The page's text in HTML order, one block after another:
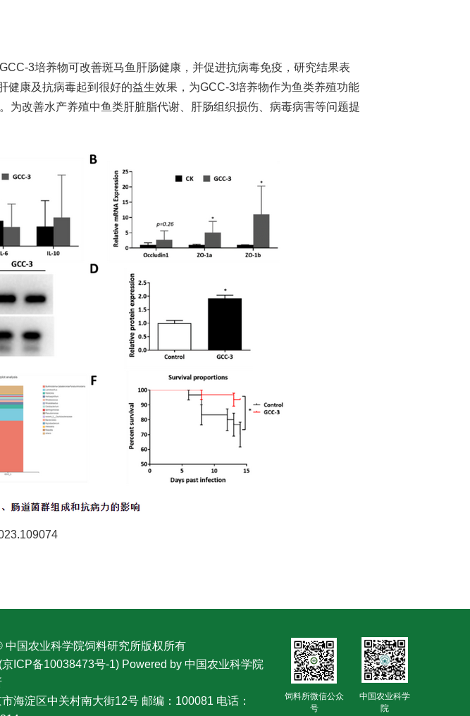
3培养物可改善斑马鱼肝肠健康，并促进抗病毒免疫，研究结果表
健康及抗病毒起到很好的益生效果，为GCC-3培养物作为鱼类养殖功能
为改善水产养殖中鱼类肝脏脂代谢、肝肠组织损伤、病毒病害等问题提
饲料所微信公众
号
中国农业科学
院
中国农业科学院饲料研究所版权所有
京ICP备10038473号-1) Powered by 中国农业科学院
海淀区中关村南大街12号 邮编：100081 电话：